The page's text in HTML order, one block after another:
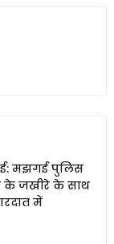
मझगई पुलिस
के जखीरे के साथ
में